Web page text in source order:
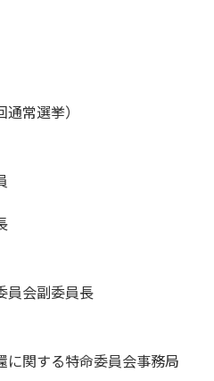
常選挙）
員会副委員長
に関する特命委員会事務局